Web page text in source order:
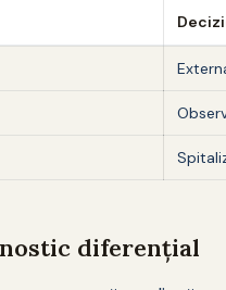
diferențial